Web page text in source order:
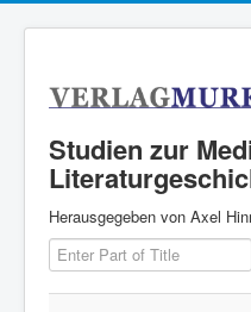
Studien zur
Herausgegeben von Axel
Enter Part of Title